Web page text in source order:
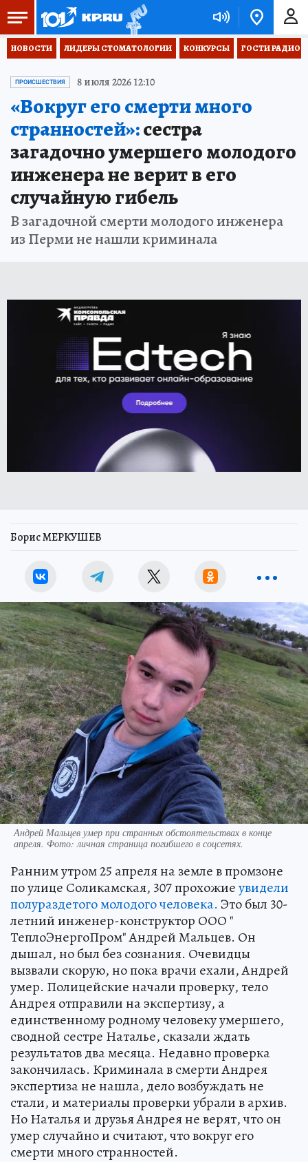
НОВОСТИ ЛИДЕРЫ СТОМАТОЛОГИИ КОНКУРСЫ ГОСТИ РАДИО
ПРОИСШЕСТВИЯ 8 июля 2026 12:10
«Вокруг его смерти много
странностей»:сестра
загадочно умершего молодого
инженера не верит в его
случайную гибель
В загадочной смерти молодого инженера
из Перми не нашли криминала
Борис МЕРКУШЕВ
Андрей Мальцев умер при странных обстоятельствах в конце
апреля. Фото: личная страница погибшего в соцсетях.
Ранним утром 25 апреля на земле в промзоне
по улице Соликамская, 307 прохожиеувидели
полураздетого молодого человека. Это был 30-
летний инженер-конструктор ООО "
ТеплоЭнергоПром" Андрей Мальцев. Он
дышал, но был без сознания. Очевидцы
вызвали скорую, но пока врачи ехали, Андрей
умер. Полицейские начали проверку, тело
Андрея отправили на экспертизу, а
единственному родному человеку умершего,
сводной сестре Наталье, сказали ждать
результатов два месяца. Недавно проверка
закончилась. Криминала в смерти Андрея
экспертиза не нашла, дело возбуждать не
стали, и материалы проверки убрали в архив.
Но Наталья и друзья Андрея не верят, что он
умер случайно и считают, что вокруг его
смерти много странностей.